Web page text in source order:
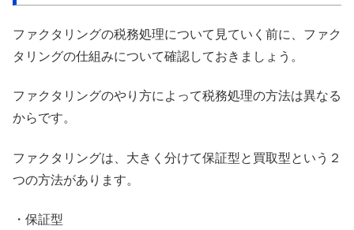
ファクタリングの税務処理について見ていく前に、ファク
タリングの仕組みについて確認しておきましょう。
ファクタリングのやり方によって税務処理の方法は異なる
からです。
ファクタリングは、大きく分けて保証型と買取型という２
つの方法があります。
・保証型